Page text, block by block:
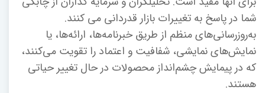
شما در پاسخ به تغییرات بازار قدردانی می کنند.
به‌روزرسانی‌های منظم از طریق خبرنامه‌ها، ارائه‌ها، یا
نمایش‌های نمایشی، شفافیت و اعتماد را تقویت می‌کنند،
که در پیمایش چشم‌انداز محصولات در حال تغییر حیاتی
هستند.